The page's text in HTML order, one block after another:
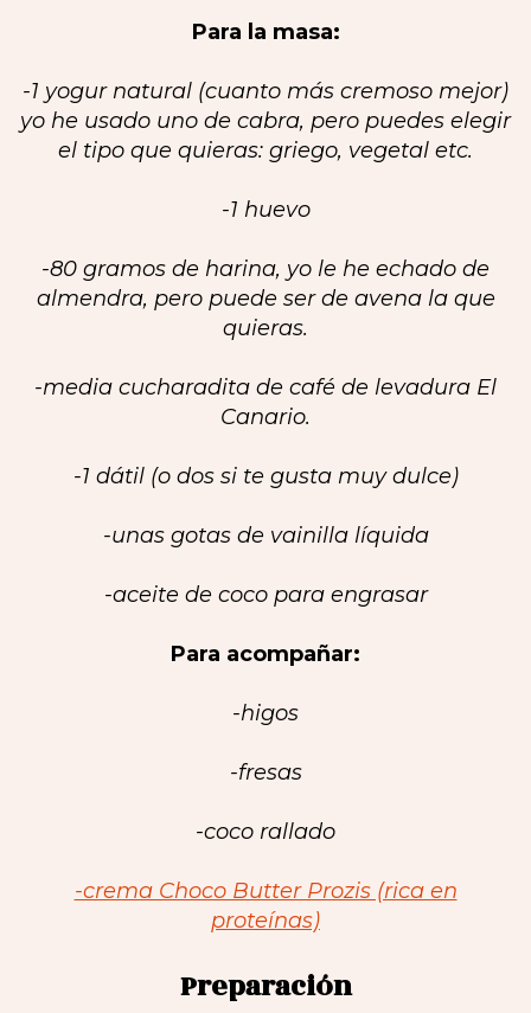
Para la masa:
-1 yogur natural (cuanto más cremoso mejor)
yo he usado uno de cabra, pero puedes elegir
el tipo que quieras: griego, vegetal etc.
-1 huevo
-80 gramos de harina, yo le he echado de
almendra, pero puede ser de avena la que
quieras.
-media cucharadita de café de levadura El
Canario.
-1 dátil (o dos si te gusta muy dulce)
-unas gotas de vainilla líquida
-aceite de coco para engrasar
Para acompañar:
-higos
-fresas
-coco rallado
-crema Choco Butter Prozis (rica en
proteínas)
Preparación